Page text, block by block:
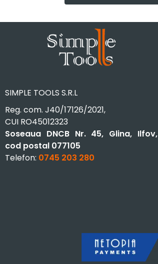
SIMPLE TOOLS S.R.L
Reg. com. J40/17126/2021,
CUI RO45012323
Soseaua DNCB Nr. 45, Glina, Ilfov,
cod postal 077105
Telefon: 0745 203 280